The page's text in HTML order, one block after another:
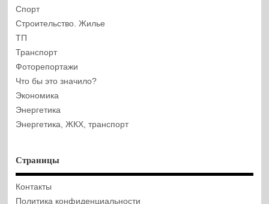
Спорт
Строительство. Жилье
ТП
Транспорт
Фоторепортажи
Что бы это значило?
Экономика
Энергетика
Энергетика, ЖКХ, транспорт
Страницы
Контакты
Политика конфиденциальности